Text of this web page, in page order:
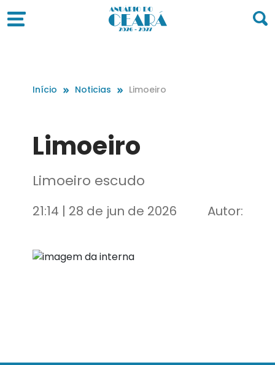
Início Noticias Limoeiro
Limoeiro
Limoeiro escudo
21:14 | 28 de jun de 2026 Autor: